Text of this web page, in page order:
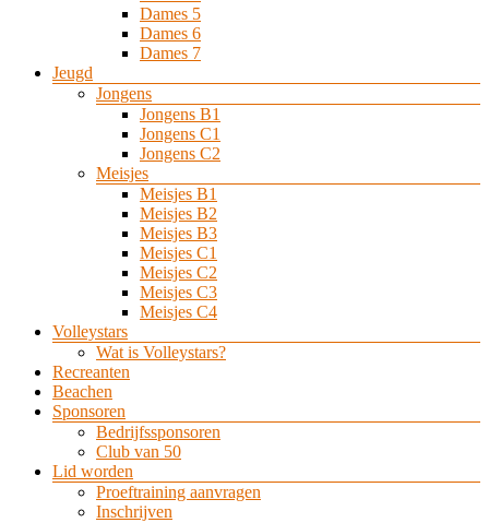
Dames 5
Dames 6
Dames 7
Jeugd
Jongens
Jongens B1
Jongens C1
Jongens C2
Meisjes
Meisjes B1
Meisjes B2
Meisjes B3
Meisjes C1
Meisjes C2
Meisjes C3
Meisjes C4
Volleystars
Wat is Volleystars?
Recreanten
Beachen
Sponsoren
Bedrijfssponsoren
Club van 50
Lid worden
Proeftraining aanvragen
Inschrijven